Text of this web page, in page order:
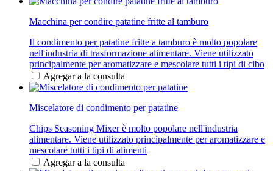
Macchina per condire patatine fritte al tamburo
Il condimento per patatine fritte a tamburo è molto popolare
nell'industria di trasformazione alimentare. Viene utilizzato
principalmente per aromatizzare e mescolare tutti i tipi di cibo
Agregar a la consulta
Miscelatore di condimento per patatine
Chips Seasoning Mixer è molto popolare nell'industria
alimentare. Viene utilizzato principalmente per aromatizzare e
mescolare tutti i tipi di alimenti
Agregar a la consulta